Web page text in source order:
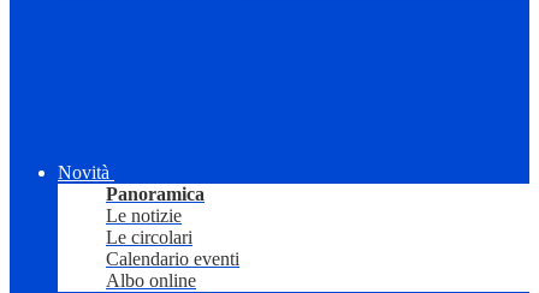
Novità
Panoramica
Le notizie
Le circolari
Calendario eventi
Albo online